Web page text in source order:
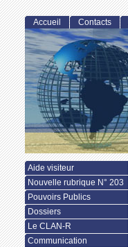
Accueil Contacts
Aide visiteur
Nouvelle rubrique N° 203
Pouvoirs Publics
Dossiers
Le CLAN-R
Communication